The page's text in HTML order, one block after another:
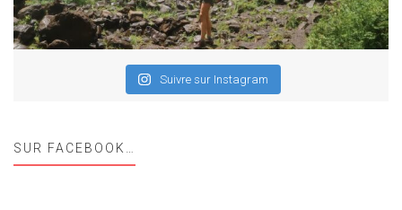
Suivre sur Instagram
SUR FACEBOOK…